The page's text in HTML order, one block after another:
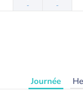
- -
Journée